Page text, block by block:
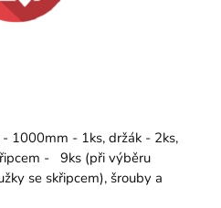
1000mm - 1ks, držák - 2ks,
- 9ks (při výběru
se skřipcem), šrouby a